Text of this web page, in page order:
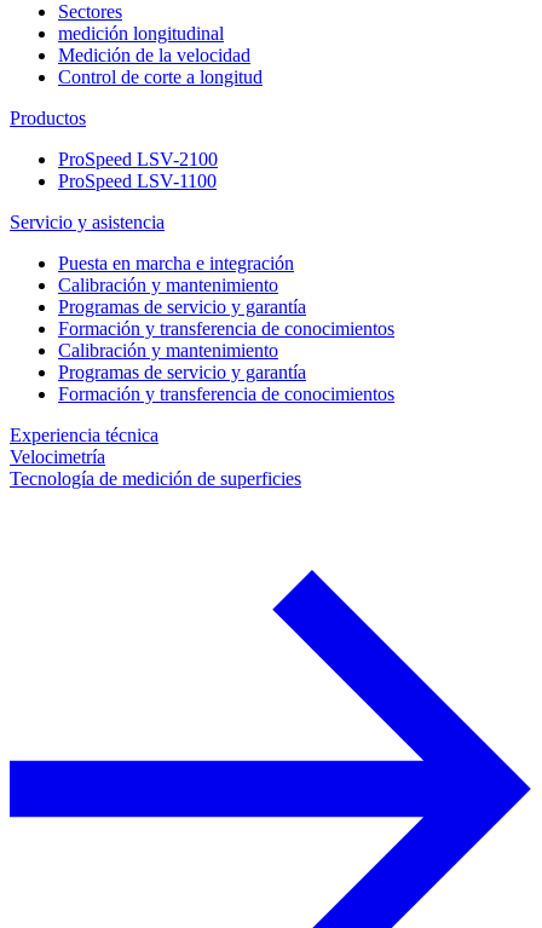
Sectores
medición longitudinal
Medición de la velocidad
Control de corte a longitud
Productos
ProSpeed LSV-2100
ProSpeed LSV-1100
Servicio y asistencia
Puesta en marcha e integración
Calibración y mantenimiento
Programas de servicio y garantía
Formación y transferencia de conocimientos
Calibración y mantenimiento
Programas de servicio y garantía
Formación y transferencia de conocimientos
Experiencia técnica
Velocimetría
Tecnología de medición de superficies